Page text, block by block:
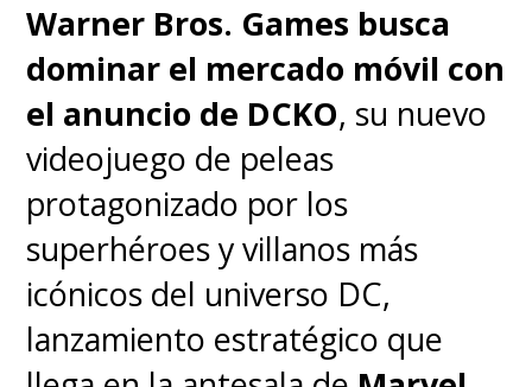
Warner Bros. Games busca
dominar el mercado móvil con
el anuncio de DCKO, su nuevo
videojuego de peleas
protagonizado por los
superhéroes y villanos más
icónicos del universo DC,
lanzamiento estratégico que